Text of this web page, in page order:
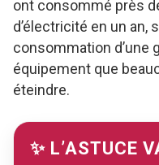
ont consommé près
d’électricité en un an,
consommation d’une
équipement que
éteindre.
✨ L’ASTUCE